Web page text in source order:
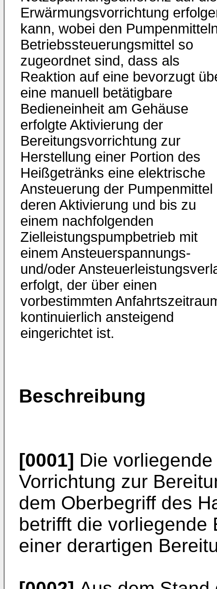
Erwärmungsvorrichtung
kann, wobei den
Betriebssteuerungsmittel so
zugeordnet sind, dass als
Reaktion auf eine bevorzugt
eine manuell betätigbare
Bedieneinheit am Gehäuse
erfolgte Aktivierung der
Bereitungsvorrichtung zur
Herstellung einer Portion des
Heißgetränks eine elektrische
Ansteuerung der Pumpenmittel
deren Aktivierung und bis zu
einem nachfolgenden
Zielleistungspumpbetrieb mit
einem Ansteuerspannungs-
und/oder
erfolgt, der über einen
vorbestimmten
kontinuierlich ansteigend
eingerichtet ist.
Beschreibung
[0001] Die
Vorrichtung zur
dem Oberbegriff des
betrifft die vorliegende
einer derartigen